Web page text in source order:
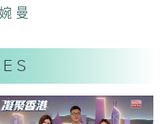
活中最具感染力的
十年，曾保障不少
年来，学徒训练计
曼